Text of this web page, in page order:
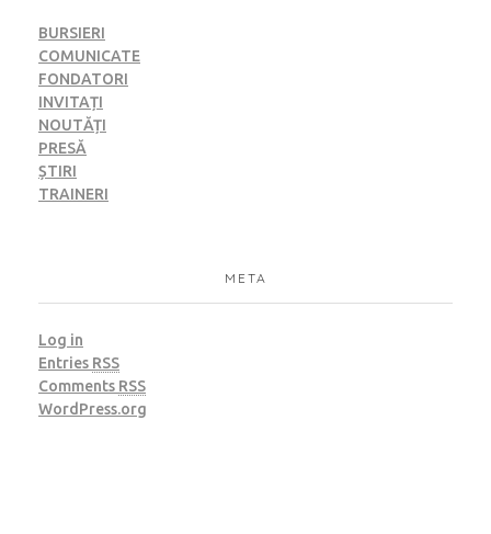
BURSIERI
COMUNICATE
FONDATORI
INVITAȚI
NOUTĂȚI
PRESĂ
ȘTIRI
TRAINERI
META
Log in
Entries RSS
Comments RSS
WordPress.org